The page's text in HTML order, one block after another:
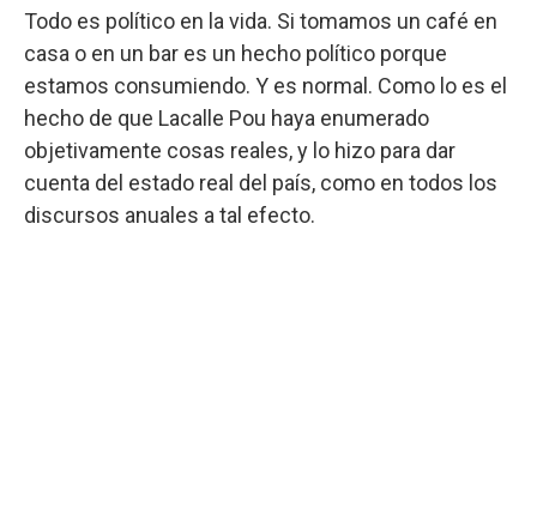
Todo es político en la vida. Si tomamos un café en
casa o en un bar es un hecho político porque
estamos consumiendo. Y es normal. Como lo es el
hecho de que Lacalle Pou haya enumerado
objetivamente cosas reales, y lo hizo para dar
cuenta del estado real del país, como en todos los
discursos anuales a tal efecto.